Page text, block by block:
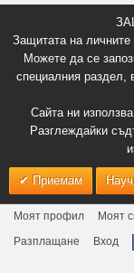
Защитата на
Можете да се
специалния раздел,
Сайта ни
Разглеждайки
Приемам
Моят профил Моят
Разплащане
Вход